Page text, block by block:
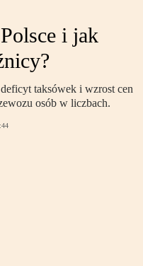
i jak
taksówek i wzrost cen
osób w liczbach.